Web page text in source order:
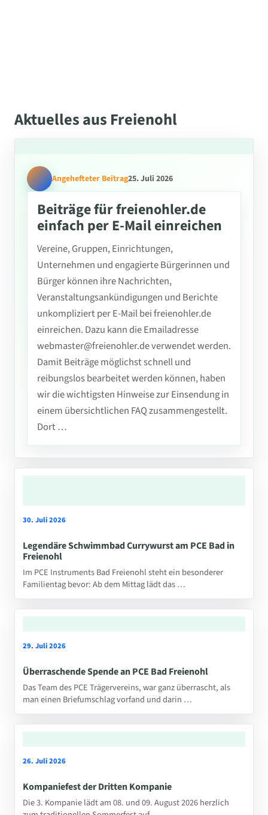
Aktuelles aus Freienohl
Angehefteter Beitrag25. Juli 2026
Beiträge für freienohler.de
einfach per E-Mail einreichen
Vereine, Gruppen, Einrichtungen,
Unternehmen und engagierte Bürgerinnen und
Bürger können ihre Nachrichten,
Veranstaltungsankündigungen und Berichte
unkompliziert per E-Mail bei freienohler.de
einreichen. Dazu kann die Emailadresse
webmaster@freienohler.de verwendet werden.
Damit Beiträge möglichst schnell und
reibungslos bearbeitet werden können, haben
wir die wichtigsten Hinweise zur Einsendung in
einem übersichtlichen FAQ zusammengestellt.
Dort …
30. Juli 2026
Legendäre Schwimmbad Currywurst am PCE Bad in
Freienohl
Im PCE Instruments Bad Freienohl steht ein besonderer
Familientag bevor: Ab dem Mittag lädt das …
29. Juli 2026
Überraschende Spende an PCE Bad Freienohl
Das Team des PCE Trägervereins, war ganz überrascht, als
man einen Briefumschlag vorfand und darin …
26. Juli 2026
Kompaniefest der Dritten Kompanie
Die 3. Kompanie lädt am 08. und 09. August 2026 herzlich